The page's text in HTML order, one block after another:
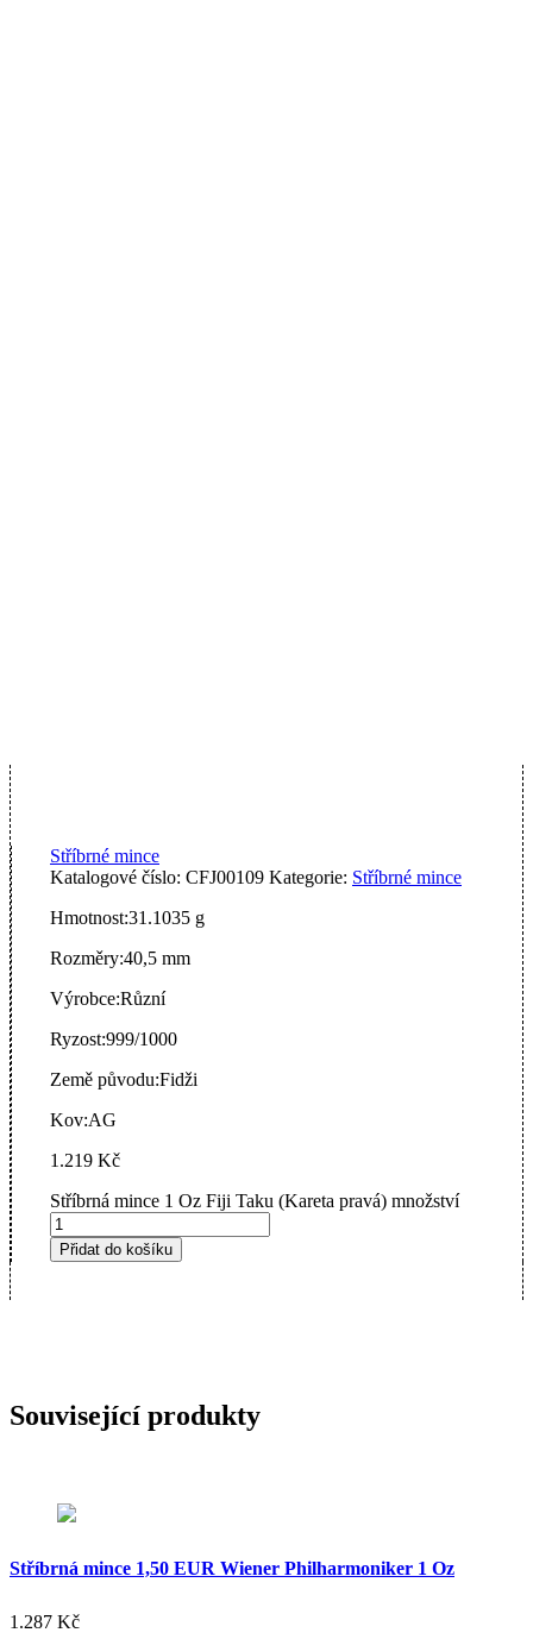
Stříbrné mince
Katalogové číslo: CFJ00109 Kategorie: Stříbrné mince
Hmotnost:31.1035 g
Rozměry:40,5 mm
Výrobce:Různí
Ryzost:999/1000
Země původu:Fidži
Kov:AG
1.219 Kč
Stříbrná mince 1 Oz Fiji Taku (Kareta pravá) množství
Přidat do košíku
Související produkty
Stříbrná mince 1,50 EUR Wiener Philharmoniker 1 Oz
1.287 Kč